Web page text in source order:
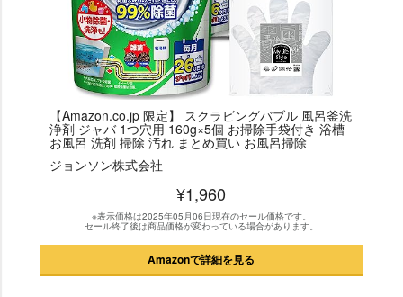
【Amazon.co.jp 限定】 スクラビングバブル 風呂釜洗
浄剤 ジャバ 1つ穴用 160g×5個 お掃除手袋付き 浴槽
お風呂 洗剤 掃除 汚れ まとめ買い お風呂掃除
ジョンソン株式会社
¥1,960
※表示価格は2025年05月06日現在のセール価格です。
セール終了後は商品価格が変わっている場合があります。
Amazonで詳細を見る